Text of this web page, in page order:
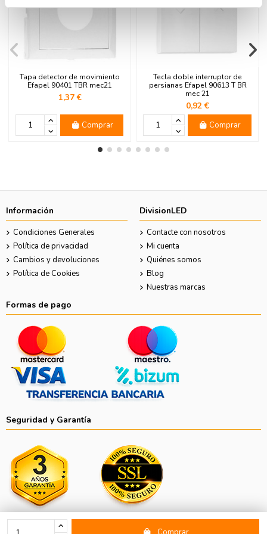
Tapa detector de movimiento
Efapel 90401 TBR mec21
1,37 €
Comprar
Tecla doble interruptor de
persianas Efapel 90613 T BR
mec 21
0,92 €
Comprar
Información
Condiciones Generales
Política de privacidad
Cambios y devoluciones
Política de Cookies
DivisionLED
Contacte con nosotros
Mi cuenta
Quiénes somos
Blog
Nuestras marcas
Formas de pago
Seguridad y Garantía